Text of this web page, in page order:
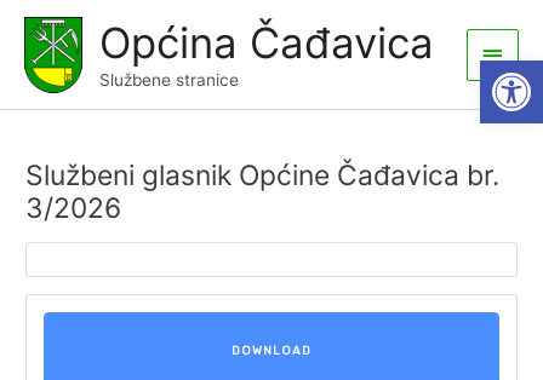
content
Općina Čađavica
Službene stranice
Main
Menu
Službeni glasnik Općine Čađavica br.
3/2026
DOWNLOAD